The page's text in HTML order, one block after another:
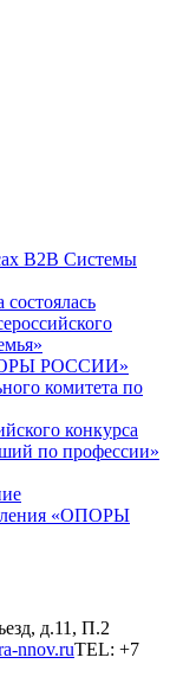
В2В Системы
РОССИИ»
комитета по
конкурса
по профессии»
«ОПОРЫ
д.11, П.2
nnov.ruTEL: +7